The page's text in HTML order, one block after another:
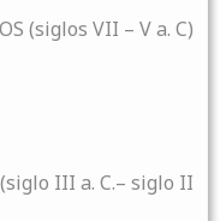
(siglos VII – V a. C)
(siglo III a. C.– siglo II